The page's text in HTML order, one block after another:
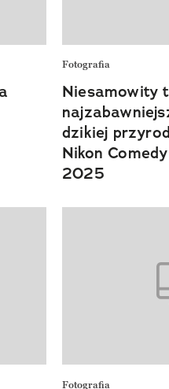
Fotografia
Niesamowity
dzikiej
Nikon
2025
Fotografia